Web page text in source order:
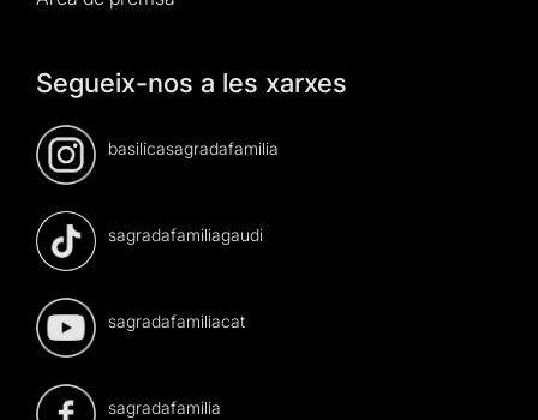
Segueix-nos a les xarxes
basilicasagradafamilia
sagradafamiliagaudi
sagradafamiliacat
sagradafamilia